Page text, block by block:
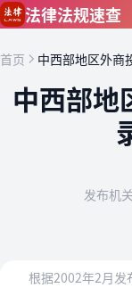
跳到主要内容
法律法规速查
首页 中西部地区外商
中西部地
发布机关